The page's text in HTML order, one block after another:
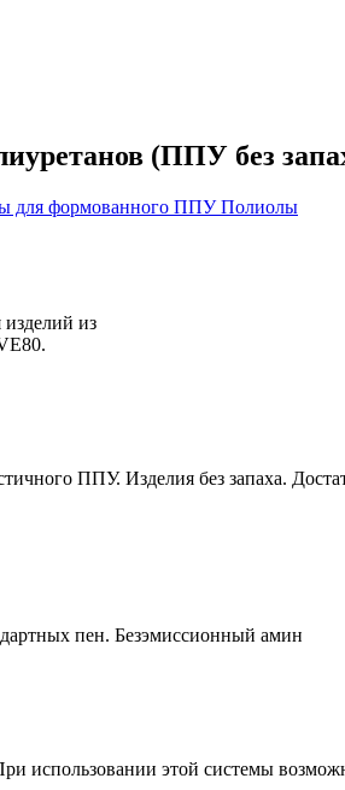
(ППУ без
для формованного ППУПолиолы
изделий из
ППУ. Изделия без запаха.
пен. Безэмиссионный амин
использовании этой системы